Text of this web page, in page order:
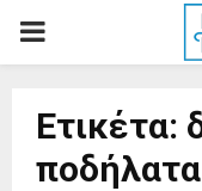
PRIMARY
Ετικέτα:
ποδήλατα